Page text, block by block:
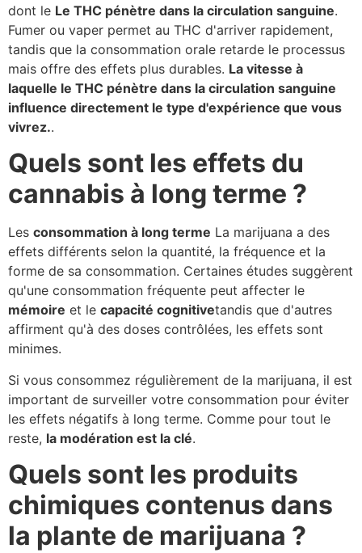
dont le Le THC pénètre dans la circulation sanguine.
Fumer ou vaper permet au THC d'arriver rapidement,
tandis que la consommation orale retarde le processus
mais offre des effets plus durables. La vitesse à
laquelle le THC pénètre dans la circulation sanguine
influence directement le type d'expérience que vous
vivrez..
Quels sont les effets du
cannabis à long terme ?
Les consommation à long terme La marijuana a des
effets différents selon la quantité, la fréquence et la
forme de sa consommation. Certaines études suggèrent
qu'une consommation fréquente peut affecter le
mémoire et le capacité cognitivetandis que d'autres
affirment qu'à des doses contrôlées, les effets sont
minimes.
Si vous consommez régulièrement de la marijuana, il est
important de surveiller votre consommation pour éviter
les effets négatifs à long terme. Comme pour tout le
reste, la modération est la clé.
Quels sont les produits
chimiques contenus dans
la plante de marijuana ?